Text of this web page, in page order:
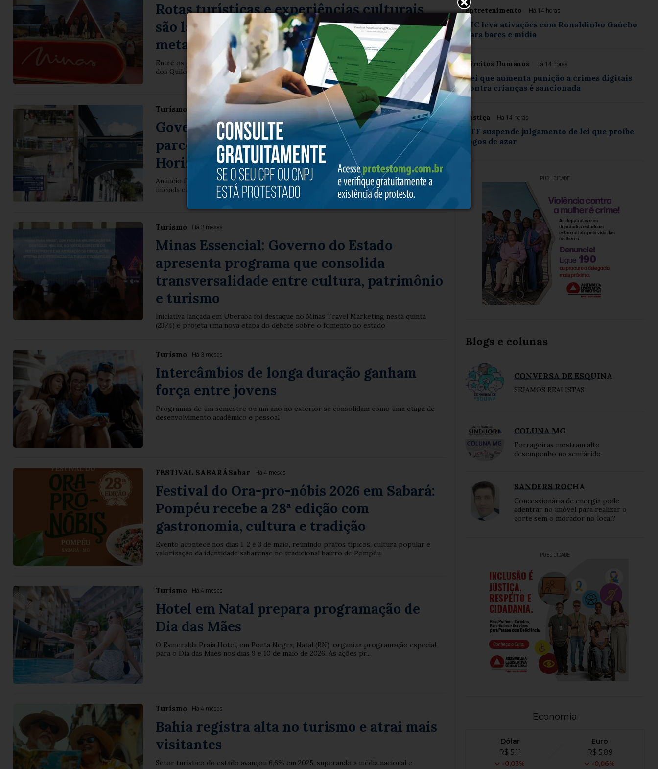
Rotas turísticas e experiências culturais
são lançadas durante a MTM e ampliam
meta de 2026
Entre os dias 23 e 24/4, cinco novos roteiros foram divulgados e foi apresentada a Rota
dos Quilombos de Paracatu
Turismo
Governo de Minas e Azul oficializam
parceria para retomada de voos entre Belo
Horizonte e Diamantina
Anúncio foi feito pelo governador Mateus Simões na cidade histórica; operação será
iniciada em agosto, com três voos semanais a partir do Aeroporto...
Turismo Há 3 meses
Minas Essencial: Governo do Estado
apresenta programa que consolida
transversalidade entre cultura, patrimônio
e turismo
Iniciativa lançada em Uberaba foi destaque no Minas Travel Marketing nesta quinta
(23/4) e projeta uma nova etapa do debate sobre o fomento no estado
Turismo Há 3 meses
Intercâmbios de longa duração ganham
força entre jovens
Programas de um semestre ou um ano no exterior se consolidam como uma etapa de
desenvolvimento acadêmico e pessoal
FESTIVAL SABARÁSabar Há 4 meses
Festival do Ora-pro-nóbis 2026 em Sabará:
Pompéu recebe a 28ª edição com
gastronomia, cultura e tradição
Evento acontece nos dias 1, 2 e 3 de maio, reunindo pratos típicos, cultura popular e
valorização da identidade sabarense no tradicional bairro de Pompéu
Turismo Há 4 meses
Hotel em Natal prepara programação de
Dia das Mães
O Esmeralda Praia Hotel, em Ponta Negra, Natal (RN), organiza programação especial
para o Dia das Mães nos dias 9 e 10 de maio de 2026. As ações pr...
Turismo Há 4 meses
Bahia registra alta no turismo e atrai mais
visitantes
Setor turístico do estado avançou 6,6% em 2025, superando a média nacional e
Entretenimento Há 14 horas
BIC leva ativações com Ronaldinho Gaúcho
para bares e mídia
Direitos Humanos Há 14 horas
Lei que aumenta punição a crimes digitais
contra crianças é sancionada
Justiça Há 14 horas
STF suspende julgamento de lei que proíbe
jogos de azar
PUBLICIDADE
Blogs e colunas
CONVERSA DE ESQUINA
SEJAMOS REALISTAS
COLUNA MG
Forrageiras mostram alto
desempenho no semiárido
SANDERS ROCHA
Concessionária de energia pode
adentrar no imóvel para realizar o
corte sem o morador no local?
PUBLICIDADE
Economia
Dólar
R$ 5,11
-0,03%
Euro
R$ 5,89
-0,06%